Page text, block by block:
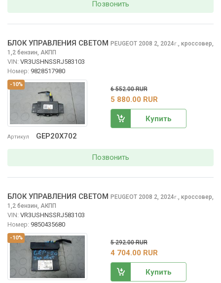
Позвонить
-10%
Артикул GEP20X702
БЛОК УПРАВЛЕНИЯ СВЕТОМ PEUGEOT 2008 2, 2024г., кроссовер,
1,2 бензин, АКПП
VIN: VR3USHNSSRJ583103
Номер: 9828517980
6 552.00 RUR
5 880.00 RUR
Купить
Позвонить
-10%
БЛОК УПРАВЛЕНИЯ СВЕТОМ PEUGEOT 2008 2, 2024г., кроссовер,
1,2 бензин, АКПП
VIN: VR3USHNSSRJ583103
Номер: 9850435680
5 292.00 RUR
4 704.00 RUR
Купить